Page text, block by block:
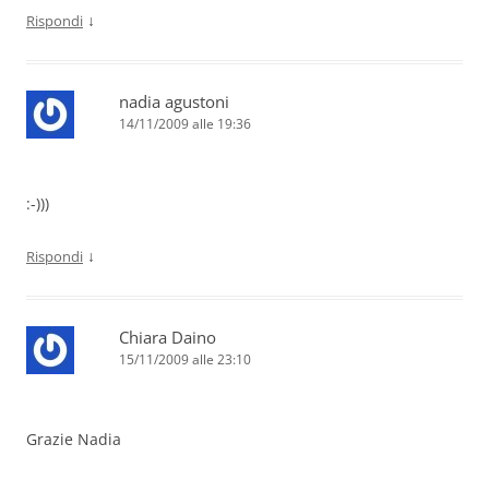
Rispondi ↓
nadia agustoni
14/11/2009 alle 19:36
:-)))
Rispondi ↓
Chiara Daino
15/11/2009 alle 23:10
Grazie Nadia